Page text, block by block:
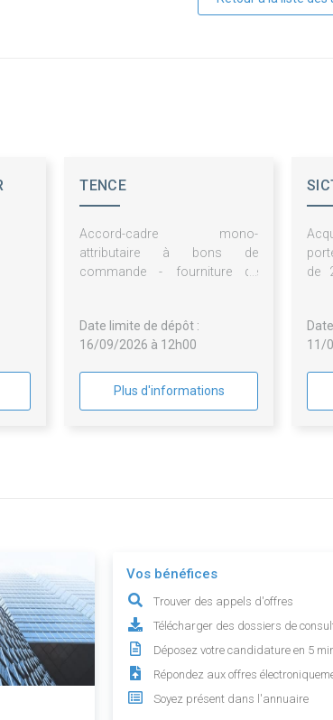
TENCE
Accord-cadre mono-
attributaire à bons de
commande - fourniture de
tence
Date limite de dépôt :
16/09/2026 à 12h00
Plus d'informations
de
11/
Vos bénéfices
Trouver des appels d'offres
Télécharger des dossiers de
Déposez votre candidature en 5
Répondez aux offres
Soyez présent dans l'annuaire